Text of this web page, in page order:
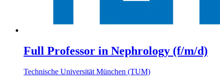
Full Professor in Nephrology (f/m/d)
Technische Universität München (TUM)